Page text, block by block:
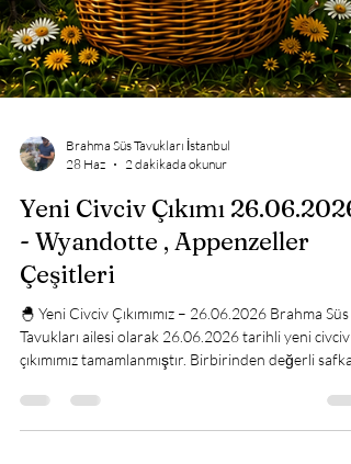
28 Haz
2 dakikada okunur
Yeni Civciv Çıkımı 26.06.2026
- Wyandotte , Appenzeller
Çeşitleri
🐣 Yeni Civciv Çıkımımız – 26.06.2026 Brahma Süs
çıkımımız tamamlanmıştır. Birbirinden değerli
ve hobi amaçlı tavuk ırklarımız, sağlıklı ve özenle